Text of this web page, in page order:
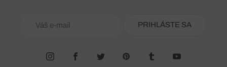
PRIHLÁSTE SA